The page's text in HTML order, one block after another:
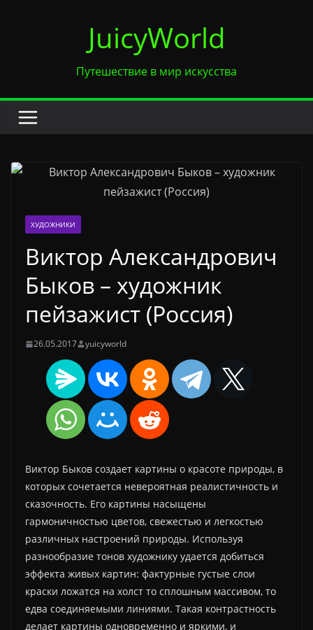
JuicyWorld
Путешествие в мир искусства
ХУДОЖНИКИ
Виктор Александрович
Быков – художник
пейзажист (Россия)
26.05.2017 yuicyworld
Виктор Быков создает картины о красоте природы, в
которых сочетается невероятная реалистичность и
сказочность. Его картины насыщены
гармоничностью цветов, свежестью и легкостью
различных настроений природы. Используя
разнообразие тонов художнику удается добиться
эффекта живых картин: фактурные густые слои
краски ложатся на холст то сплошным массивом, то
едва соединяемыми линиями. Такая контрастность
делает картины одновременно и яркими, и